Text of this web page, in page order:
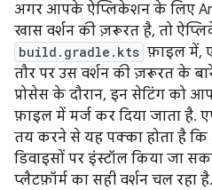
अगर आपके ऐप्लिकेशन के लिए
खास वर्शन की ज़रूरत है, तो
build.gradle.kts फ़ाइल में,
तौर पर उस वर्शन की ज़रूरत के
प्रोसेस के दौरान, इन सेटिंग को
फ़ाइल में मर्ज कर दिया जाता है.
तय करने से यह पक्का होता है
डिवाइसों पर इंस्टॉल किया जा
प्लैटफ़ॉर्म का सही वर्शन चल रहा है.